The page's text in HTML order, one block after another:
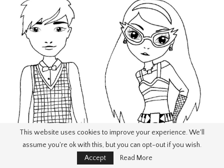
This website uses cookies to improve your experience. We'll
assume you're ok with this, but you can opt-out if you wish.
Accept
Read More